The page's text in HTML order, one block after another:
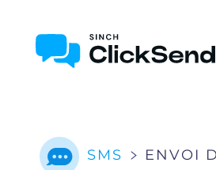
SMS ENVOI